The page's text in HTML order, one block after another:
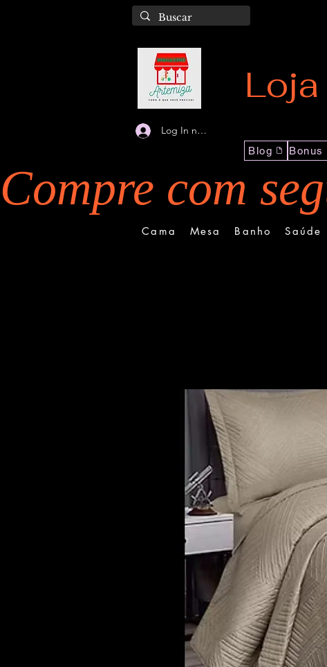
Log In na Loja
Compre com
Blog Bonus
Cama Mesa Banho Saúde